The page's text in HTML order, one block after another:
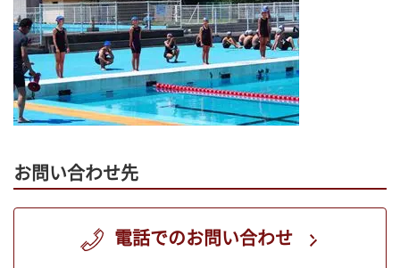
お問い合わせ先
電話でのお問い合わせ